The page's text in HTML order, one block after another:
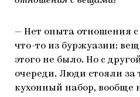
— Нет опыта отношения
что-то из буржуазии:
этого не было. Но с
очереди. Люди стояли за
кухонный набор, вообще